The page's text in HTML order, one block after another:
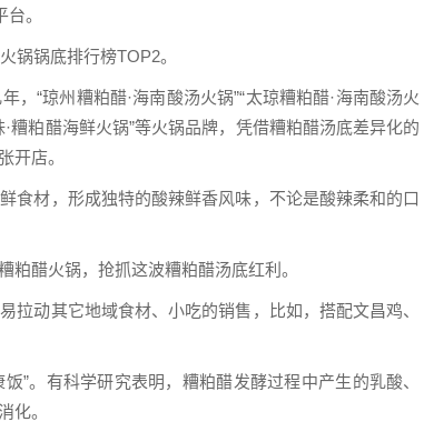
。
锅锅底排行榜TOP2。
“琼州糟粕醋·海南酸汤火锅”“太琼糟粕醋·海南酸汤火
·糟粕醋海鲜火锅”等火锅品牌，凭借糟粕醋汤底差异化的
开店。
食材，形成独特的酸辣鲜香风味，不论是酸辣柔和的口
粕醋火锅，抢抓这波糟粕醋汤底红利。
动其它地域食材、小吃的销售，比如，搭配文昌鸡、
”。有科学研究表明，糟粕醋发酵过程中产生的乳酸、
化。